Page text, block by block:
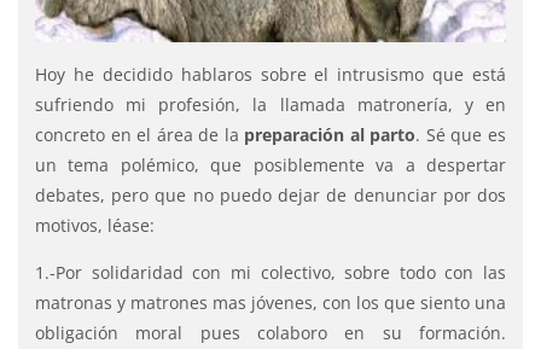
Hoy he decidido hablaros sobre el intrusismo que está
sufriendo mi profesión, la llamada matronería, y en
concreto en el área de la preparación al parto. Sé que es
un tema polémico, que posiblemente va a despertar
debates, pero que no puedo dejar de denunciar por dos
motivos, léase:
1.-Por solidaridad con mi colectivo, sobre todo con las
matronas y matrones mas jóvenes, con los que siento una
obligación moral pues colaboro en su formación.